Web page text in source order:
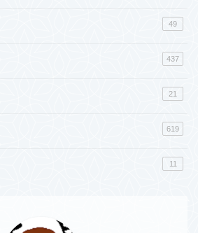
49
437
21
619
11